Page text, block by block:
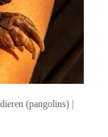
(pangolins) |